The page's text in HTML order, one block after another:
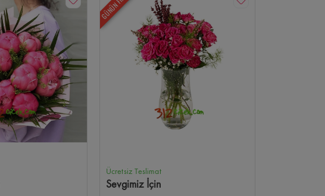
Ücretsiz Teslimat
Sevgimiz İçin